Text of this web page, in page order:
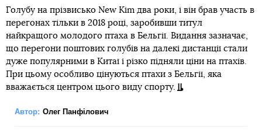
Голубу на прізвисько New Kim два роки, і він брав участь в
перегонах тільки в 2018 році, заробивши титул
найкращого молодого птаха в Бельгії. Видання зазначає,
що перегони поштових голубів на далекі дистанції стали
дуже популярними в Китаї і різко підняли ціни на птахів.
При цьому особливо цінуються птахи з Бельгії, яка
вважається центром цього виду спорту.
Автор: Олег Панфілович